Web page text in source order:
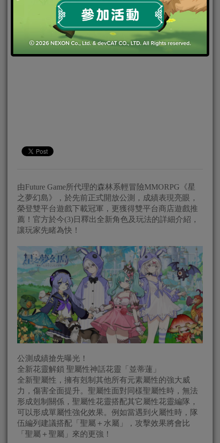
由Future Game所代理的森林系輕冒險MMORPG《星
之夢幻島》，於先前正式開放公測，成績表現亮眼，
榮登雙平台遊戲下載冠軍，更獲得雙平台商店遊戲推
薦！官方於今(3)日釋出全新角色及玩法的詳細介紹，
讓玩家先睹為快！
公測成績搶先曝光！
全新花靈解鎖 聖屬性神話花靈「並蒂蓮」
全新聖屬性，擁有剋制其他所有元素屬性的強大威
力，傷害全面提升。聖屬性面對同樣聖屬性時，無法
形成剋制關係，聖屬性花靈搭配其它屬性花靈編隊，
可以形成單屬性強化效果。例如當遇到火屬性時，隊
伍編列建議搭配「聖屬＋水屬」，攻擊效果將會比
「聖屬＋聖屬」來的更強！